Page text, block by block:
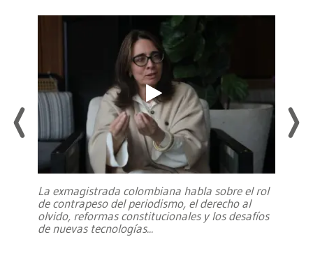
La exmagistrada colombiana habla sobre el rol
de contrapeso del periodismo, el derecho al
olvido, reformas constitucionales y los desafíos
de nuevas tecnologías...